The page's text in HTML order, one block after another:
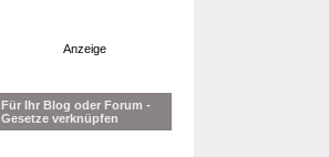
Anzeige
Für Ihr Blog oder Forum -
Gesetze verknüpfen